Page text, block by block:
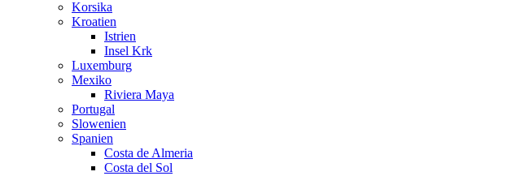
Korsika
Kroatien
Istrien
Insel Krk
Luxemburg
Mexiko
Riviera Maya
Portugal
Slowenien
Spanien
Costa de Almeria
Costa del Sol